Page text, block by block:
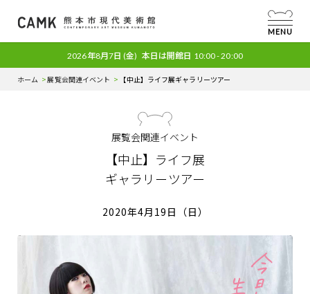
MENU
2026年8月7日 (金) 本日は開館日 10:00 - 20:00
ホーム 展覧会関連イベント 【中止】ライフ展ギャラリーツアー
展覧会関連イベント
【中止】ライフ展
ギャラリーツアー
2020年4月19日（日）